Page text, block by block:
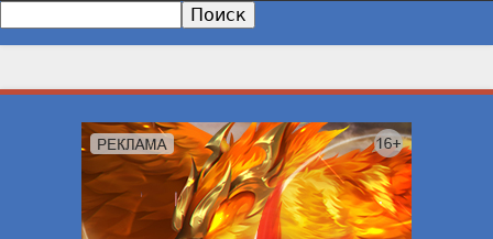
о
с